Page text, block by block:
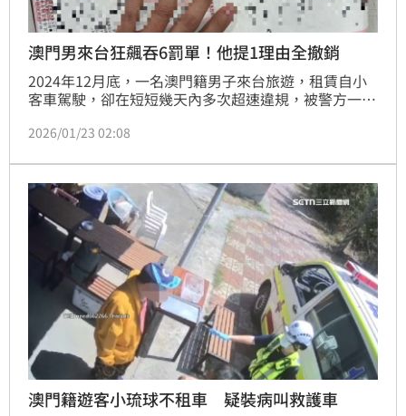
澳門男來台狂飆吞6罰單！他提1理由全撤銷
2024年12月底，一名澳門籍男子來台旅遊，租賃自小
客車駕駛，卻在短短幾天內多次超速違規，被警方一口
政訴訟，表示裁罰機關明知他為非本國籍人士，卻將罰
根本無法收到罰單，也沒有陳述意見的權利。台北高等
行政法院審理後，認定相關程序確實有瑕疵，判決6張
罰單撤銷。
2026/01/23 02:08
澳門籍遊客小琉球不租車 疑裝病叫救護車